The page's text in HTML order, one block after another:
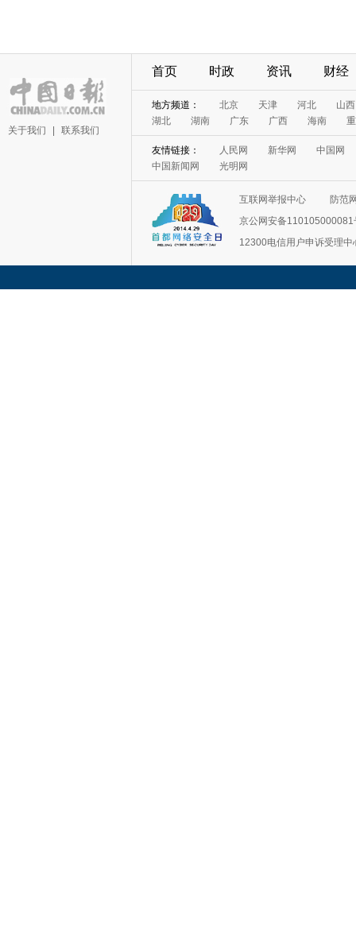
关于我们 联系我们
首页 时政 资讯 财经
地方频道： 北京 天津 河北
山西
湖北
湖南 广东 广西 海南
友情链接： 人民网 新华网
中国网
中国新闻网
光明网
互联网举报中心
防范
京公网安备110105000081
12300电信用户申诉受理中